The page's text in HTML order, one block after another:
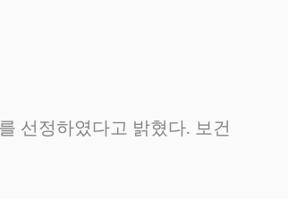
선정하였다고 밝혔다. 보건